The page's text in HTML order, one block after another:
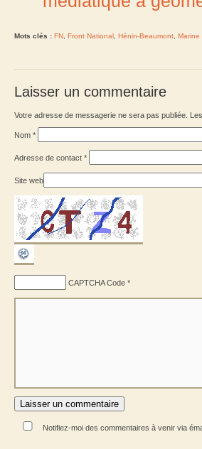
Mots clés : FN Front National Hénin-Beaumont Marine
Laisser un commentaire
Votre adresse de messagerie ne sera pas publiée.
Nom *
Adresse de contact *
Site web
CAPTCHA Code *
Notifiez-moi des commentaires à venir via